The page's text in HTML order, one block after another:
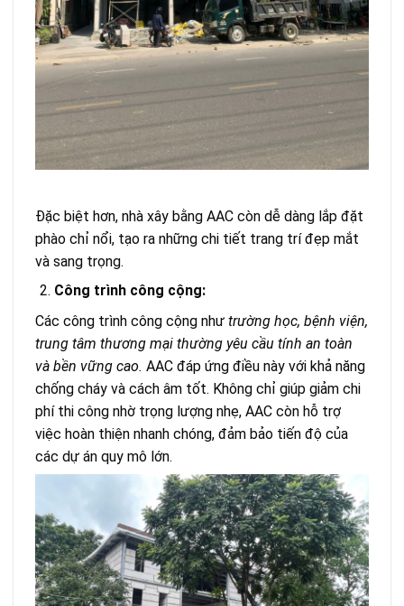
Đặc biệt hơn, nhà xây bằng AAC còn dễ dàng lắp đặt
phào chỉ nổi, tạo ra những chi tiết trang trí đẹp mắt
và sang trọng.
Công trình công cộng:
Các công trình công cộng như trường học, bệnh viện,
trung tâm thương mại thường yêu cầu tính an toàn
và bền vững cao. AAC đáp ứng điều này với khả năng
chống cháy và cách âm tốt. Không chỉ giúp giảm chi
phí thi công nhờ trọng lượng nhẹ, AAC còn hỗ trợ
việc hoàn thiện nhanh chóng, đảm bảo tiến độ của
các dự án quy mô lớn.